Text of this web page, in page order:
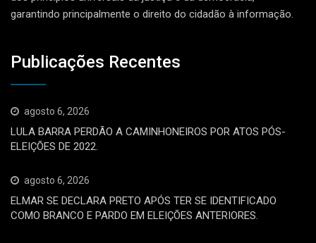
garantindo principalmente o direito do cidadão à informação.
Publicações Recentes
agosto 6, 2026
LULA BARRA PERDÃO A CAMINHONEIROS POR ATOS PÓS-
ELEIÇÕES DE 2022.
agosto 6, 2026
ELMAR SE DECLARA PRETO APÓS TER SE IDENTIFICADO
COMO BRANCO E PARDO EM ELEIÇÕES ANTERIORES.